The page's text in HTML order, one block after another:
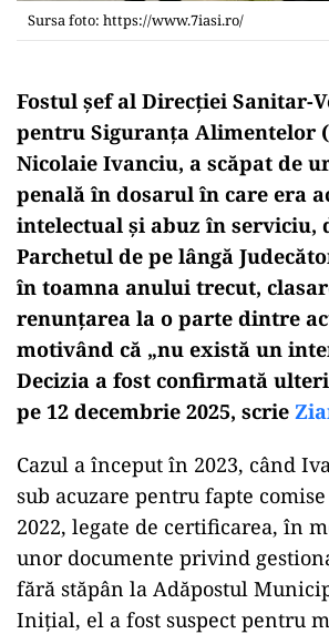
Sursa foto: https://www.7iasi.ro/
Fostul șef al Direcției Sanitar-
pentru Siguranța Alimentelor
Nicolaie Ivanciu, a scăpat de
penală în dosarul în care era
intelectual și abuz în serviciu,
Parchetul de pe lângă
în toamna anului trecut,
renunțarea la o parte dintre
motivând că „nu există un
Decizia a fost confirmată
pe 12 decembrie 2025, scrie
Cazul a început în 2023, când
sub acuzare pentru fapte
2022, legate de certificarea, în
unor documente privind
fără stăpân la Adăpostul
Inițial, el a fost suspect pentru